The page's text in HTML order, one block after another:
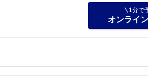
1分で
オンライ